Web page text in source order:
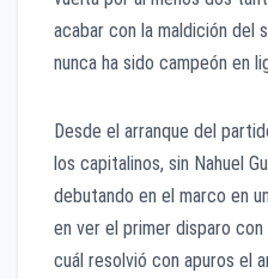
acabar con la maldición del
nunca ha sido campeón en
Desde el arranque del
los capitalinos, sin Nahuel
debutando en el marco en
en ver el primer disparo
cuál resolvió con apuros el